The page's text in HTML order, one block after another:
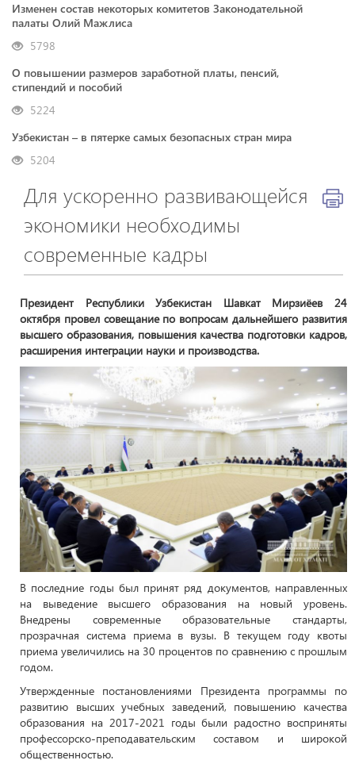
Изменен состав некоторых комитетов Законодательной
палаты Олий Мажлиса
5798
О повышении размеров заработной платы, пенсий,
стипендий и пособий
5224
Узбекистан – в пятерке самых безопасных стран мира
5204
Для ускоренно развивающейся
экономики необходимы
современные кадры
Президент Республики Узбекистан Шавкат Мирзиёев 24
октября провел совещание по вопросам дальнейшего развития
высшего образования, повышения качества подготовки кадров,
расширения интеграции науки и производства.
В последние годы был принят ряд документов, направленных
на выведение высшего образования на новый уровень.
Внедрены современные образовательные стандарты,
прозрачная система приема в вузы. В текущем году квоты
приема увеличились на 30 процентов по сравнению с прошлым
годом.
Утвержденные постановлениями Президента программы по
развитию высших учебных заведений, повышению качества
образования на 2017-2021 годы были радостно восприняты
профессорско-преподавательским составом и широкой
общественностью.